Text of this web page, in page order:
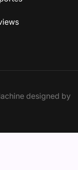
designed by